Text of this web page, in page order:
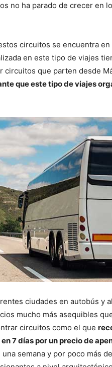
no ha parado de crecer en
circuitos se encuentra
en este tipo de viajes
que parten desde
que este tipo de viajes
ciudades en autobús y
mucho más asequibles
circuitos como el que
7 días por un precio de
semana y por poco más